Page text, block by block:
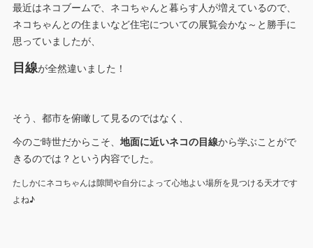
最近はネコブームで、ネコちゃんと暮らす人が増えているので、
ネコちゃんとの住まいなど住宅についての展覧会かな～と勝手に
思っていましたが、
目線が全然違いました！
そう、都市を俯瞰して見るのではなく、
今のご時世だからこそ、 地面に近いネコの目線から学ぶことがで
きるのでは？という内容でした。
たしかにネコちゃんは隙間や自分によって心地よい場所を見つける天才です
よね♪